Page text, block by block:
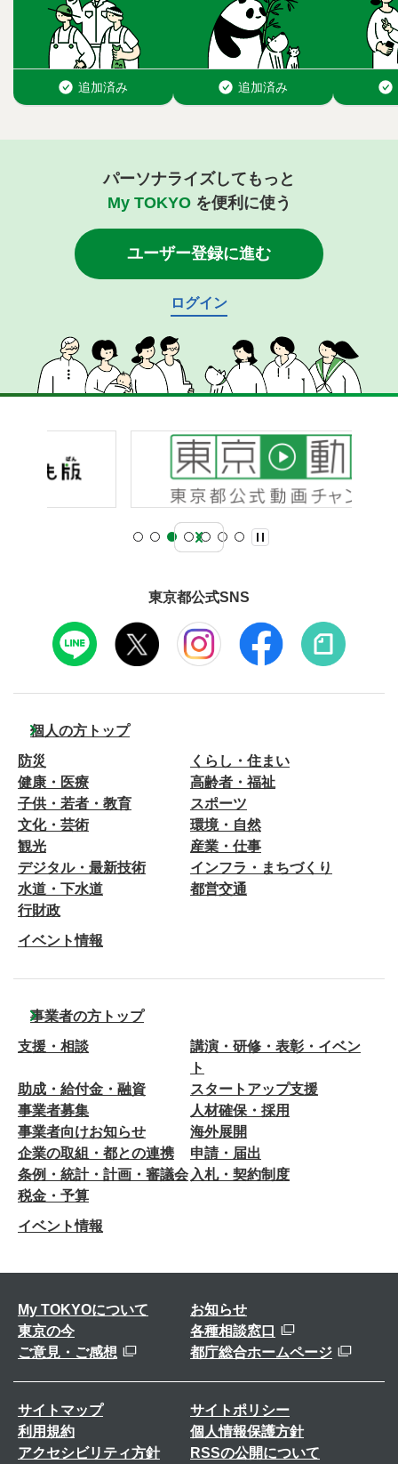
パーソナライズしてもっと
My TOKYOを便利に使う
ユーザー登録に進む
ログイン
東京都公式SNS
個人の方トップ
防災
くらし・住まい
健康・医療
高齢者・福祉
子供・若者・教育
スポーツ
文化・芸術
環境・自然
観光
産業・仕事
デジタル・最新技術
インフラ・まちづくり
水道・下水道
都営交通
行財政
イベント情報
事業者の方トップ
支援・相談
講演・研修・表彰・イベン
ト
助成・給付金・融資
スタートアップ支援
事業者募集
人材確保・採用
事業者向けお知らせ
海外展開
企業の取組・都との連携
申請・届出
条例・統計・計画・審議会 入札・契約制度
税金・予算
イベント情報
My TOKYOについて
お知らせ
東京の今
各種相談窓口
ご意見・ご感想
都庁総合ホームページ
サイトマップ
サイトポリシー
利用規約
個人情報保護方針
アクセシビリティ方針
RSSの公開について